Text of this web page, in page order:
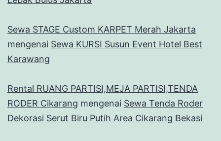
Sewa STAGE Custom KARPET Merah Jakarta
mengenai Sewa KURSI Susun Event Hotel Best
Karawang
Rental RUANG PARTISI,MEJA PARTISI,TENDA
RODER Cikarang mengenai Sewa Tenda Roder
Dekorasi Serut Biru Putih Area Cikarang Bekasi